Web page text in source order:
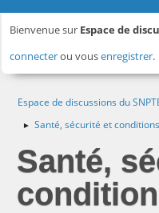
Bienvenue sur Espace de
connecterou vousenregistrer.
Espace de discussions du
► Santé, sécurité et
Santé,